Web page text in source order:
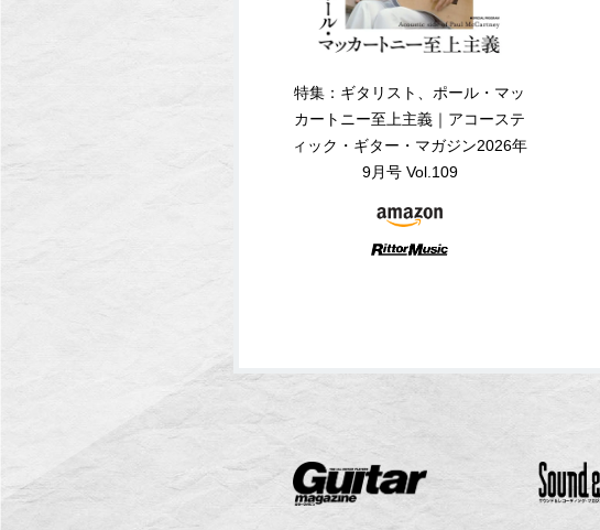
特集：ギタリスト、ポール・マッ
カートニー至上主義｜アコーステ
ィック・ギター・マガジン2026年
9月号 Vol.109